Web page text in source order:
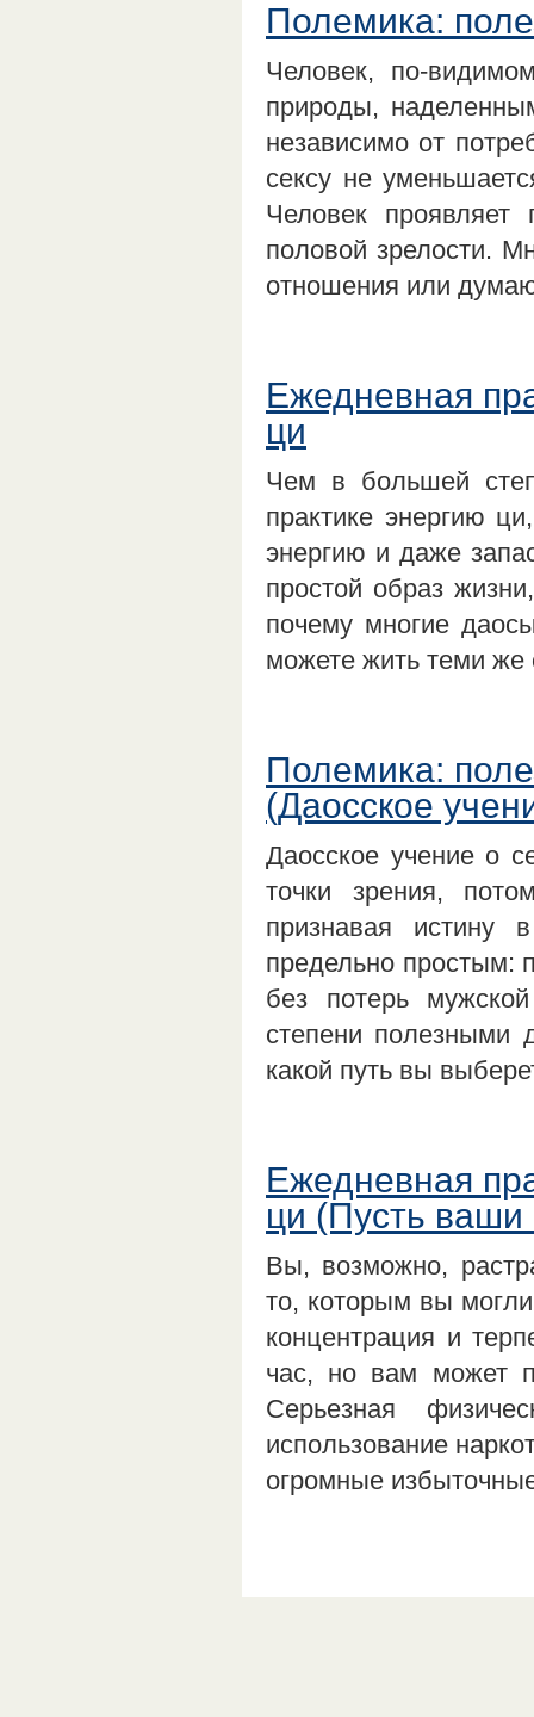
Полемика:
Человек, по-
природы,
независимо от
сексу не
Человек проявляет
половой зрелости.
отношения или
Ежедневная
ци
Чем в большей
практике энергию
энергию и даже
простой образ
почему многие
можете жить теми
Полемика:
(Даосское
Даосское учение о
точки зрения,
признавая истину
предельно простым:
без потерь
степени полезными
какой путь вы
Ежедневная
ци (Пусть
Вы, возможно,
то, которым вы
концентрация и
час, но вам может
Серьезная
использование
огромные